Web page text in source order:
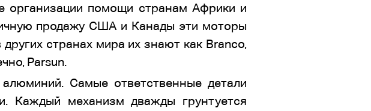
организации помощи странам Африки и
продажу США и Канады эти моторы
странах мира их знают как Branco,
Parsun.
Самые ответственные детали
Каждый механизм дважды грунтуется